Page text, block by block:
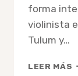
forma
violinista
Tulum y…
LEER MÁS